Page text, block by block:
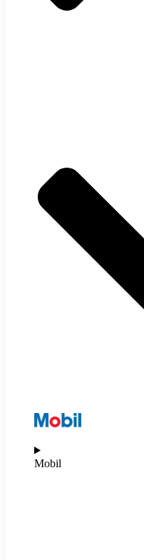
Mobil